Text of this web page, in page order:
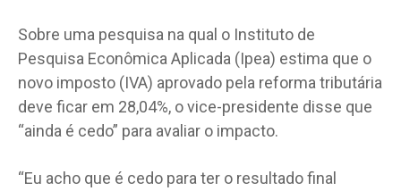
Sobre uma pesquisa na qual o Instituto de
Pesquisa Econômica Aplicada (Ipea) estima que o
novo imposto (IVA) aprovado pela reforma tributária
deve ficar em 28,04%, o vice-presidente disse que
“ainda é cedo” para avaliar o impacto.
“Eu acho que é cedo para ter o resultado final